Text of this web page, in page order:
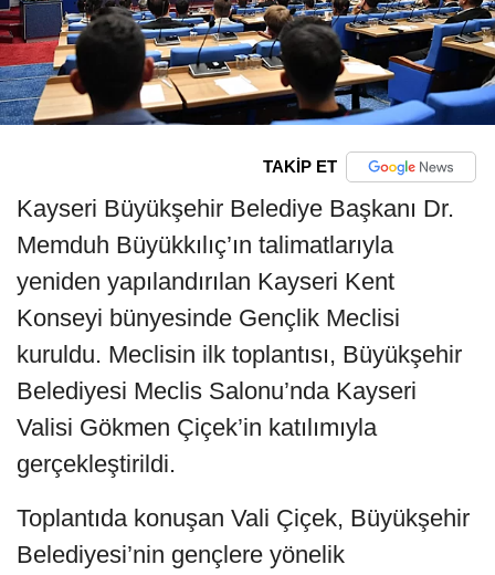
TAKİP ET
Kayseri Büyükşehir Belediye Başkanı Dr.
Memduh Büyükkılıç’ın talimatlarıyla
yeniden yapılandırılan Kayseri Kent
Konseyi bünyesinde Gençlik Meclisi
kuruldu. Meclisin ilk toplantısı, Büyükşehir
Belediyesi Meclis Salonu’nda Kayseri
Valisi Gökmen Çiçek’in katılımıyla
gerçekleştirildi.
Toplantıda konuşan Vali Çiçek, Büyükşehir
Belediyesi’nin gençlere yönelik